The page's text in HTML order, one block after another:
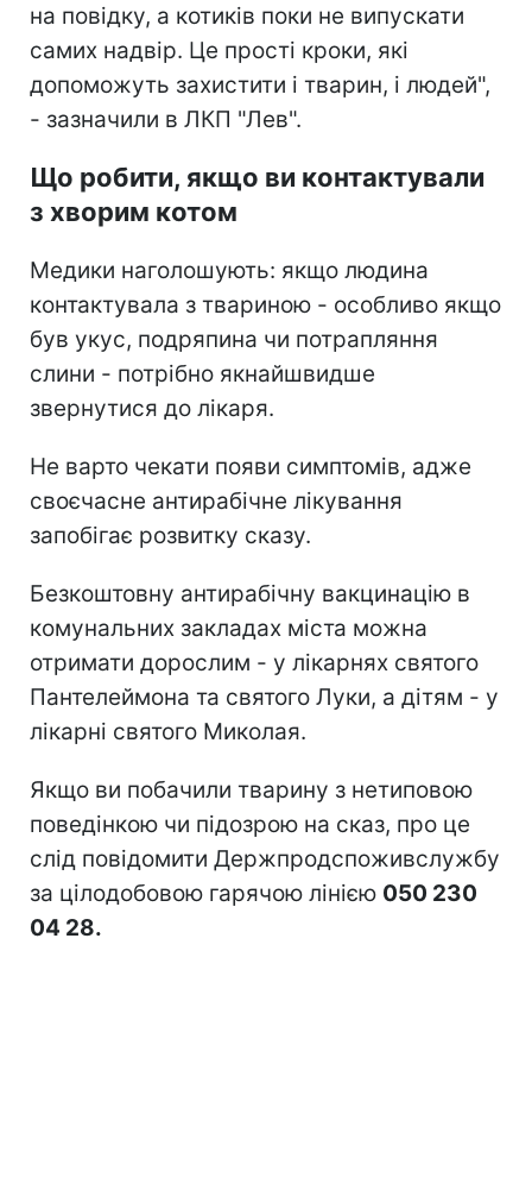
на повідку, а котиків поки не випускати
самих надвір. Це прості кроки, які
допоможуть захистити і тварин, і людей",
- зазначили в ЛКП "Лев".
Що робити, якщо ви контактували
з хворим котом
Медики наголошують: якщо людина
контактувала з твариною - особливо якщо
був укус, подряпина чи потрапляння
слини - потрібно якнайшвидше
звернутися до лікаря.
Не варто чекати появи симптомів, адже
своєчасне антирабічне лікування
запобігає розвитку сказу.
Безкоштовну антирабічну вакцинацію в
комунальних закладах міста можна
отримати дорослим - у лікарнях святого
Пантелеймона та святого Луки, а дітям - у
лікарні святого Миколая.
Якщо ви побачили тварину з нетиповою
поведінкою чи підозрою на сказ, про це
слід повідомити Держпродспоживслужбу
за цілодобовою гарячою лінією 050 230
04 28.